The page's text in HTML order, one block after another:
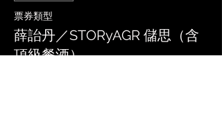
票券類型
薛詒丹／STORyAGR 儲思（含
頂級餐酒）